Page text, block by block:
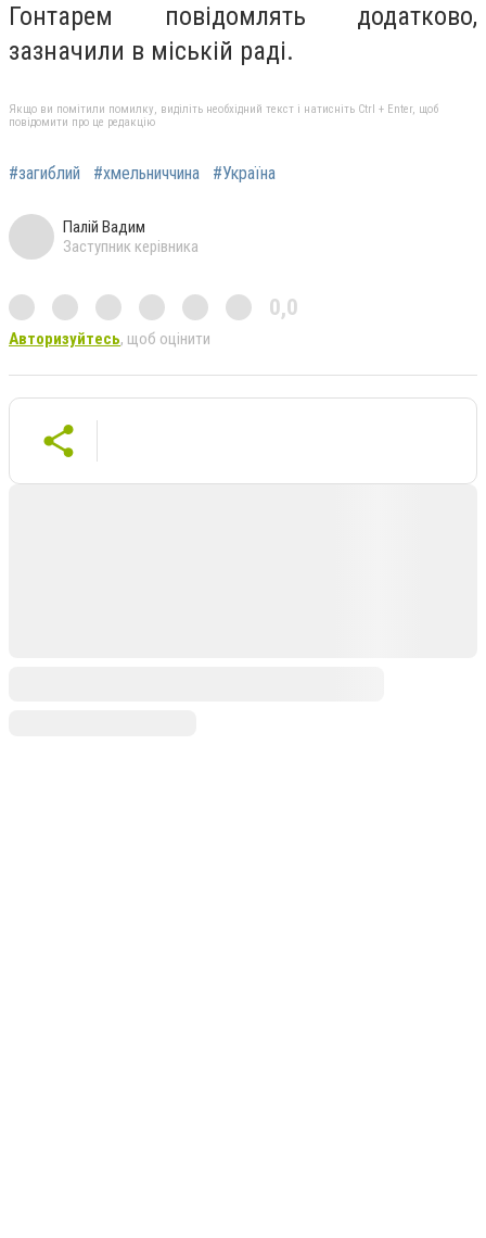
Гонтарем повідомлять додатково,
зазначили в міській раді.
Якщо ви помітили помилку, виділіть необхідний текст і натисніть Ctrl + Enter, щоб
повідомити про це редакцію
#загиблий #хмельниччина #Україна
Палій Вадим
Заступник керівника
0,0
Авторизуйтесь, щоб оцінити